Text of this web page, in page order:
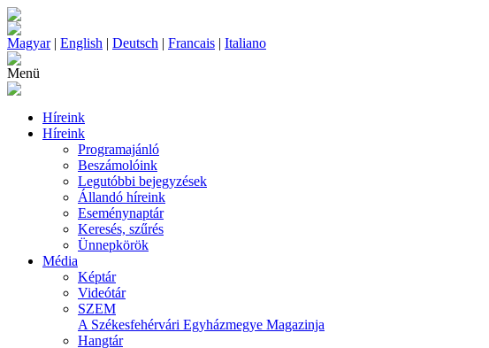
Magyar| English | Deutsch | Francais | Italiano
Menü
Híreink
Híreink
Programajánló
Beszámolóink
Legutóbbi bejegyzések
Állandó híreink
Eseménynaptár
Keresés, szűrés
Ünnepkörök
Média
Képtár
Videótár
SZEM
A Székesfehérvári Egyházmegye Magazinja
Hangtár